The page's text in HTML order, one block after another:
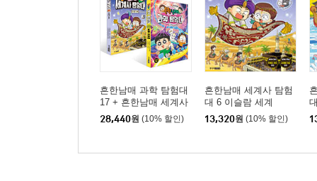
흔한남매 과학 탐험대
17 + 흔한남매 세계사
탐험대 6 최신간 세트
28,440원 (10% 할인)
흔한남매 세계사 탐험
대 6 이슬람 세계
13,320원 (10% 할인)